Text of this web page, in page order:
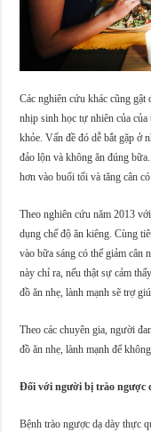
Các nghiên cứu khác cũng
nhịp sinh học tự nhiên của
khỏe. Vấn đề đó dễ bắt gặp ở
đảo lộn và không ăn đúng
hơn vào buổi tối và tăng cân
Theo nghiên cứu năm 2013
dụng chế độ ăn kiêng. Cùng
vào bữa sáng có thể giảm
này chỉ ra, nếu thật sự cảm
đồ ăn nhẹ, lành mạnh sẽ trợ
Theo các chuyên gia, người
đồ ăn nhẹ, lành mạnh để
Đối với người bị trào ngược
Bệnh trào ngược dạ dày thực